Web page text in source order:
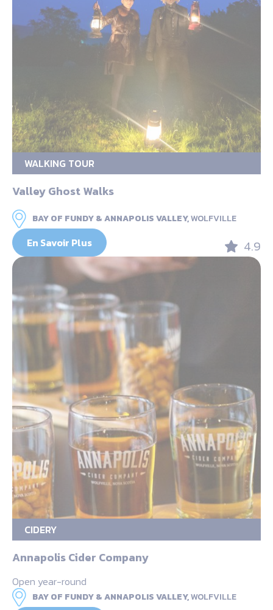
WALKING TOUR
Valley Ghost Walks
BAY OF FUNDY & ANNAPOLIS VALLEY,WOLFVILLE
En Savoir Plus 4.9
CIDERY
Annapolis Cider Company
Open year-round
BAY OF FUNDY & ANNAPOLIS VALLEY,WOLFVILLE